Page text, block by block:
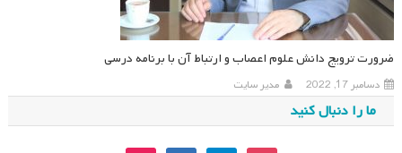
ضرورت ترویج دانش علوم اعصاب و ارتباط آن با برنامه درسی
دسامبر 17, 2022 مدیر سایت
ما را دنبال کنید